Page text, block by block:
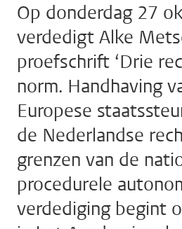
Op donderdag 27
verdedigt Alke
proefschrift ‘Drie
norm. Handhaving
Europese
de Nederlandse
grenzen van de
procedurele
verdediging begint